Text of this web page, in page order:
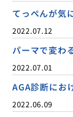
てっぺんが気
2022.07.12
パーマで変わ
2022.07.01
AGA診断にお
2022.06.09